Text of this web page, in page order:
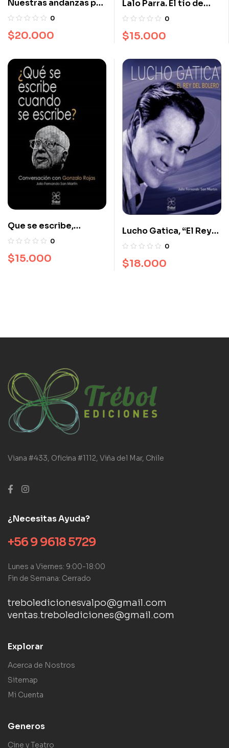
Nuestras andanzas por
Chiloé
0
$20.000
Lalo Parra. El tío de
Chile
0
$15.000
Que se escribe,
Cuando se escribe.
0
$15.000
Lucho Gatica, “El Rey
del Bolero”.
0
$18.000
Viana #433, Oficina #1112, Viña del Mar, Chile
¿Necesitas Ayuda?
+56 9 9618 5729
Lunes a Viernes: 9:00-18:00
Fin de Semana: Cerrado
treboledicionesvalpo@gmail.com
ventas.trebolediciones@gmail.com
Explorar
Acerca de Nostros
Sitemap
Mi Cuenta
Generos
Cine y Teatro